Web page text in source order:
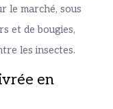
le marché, sous
et de bougies,
les insectes.
en